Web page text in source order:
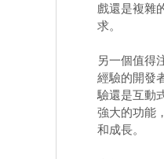
戲還是複雜
求。
另一個值
經驗的開發
驗還是互動
強大的功能
和成長。